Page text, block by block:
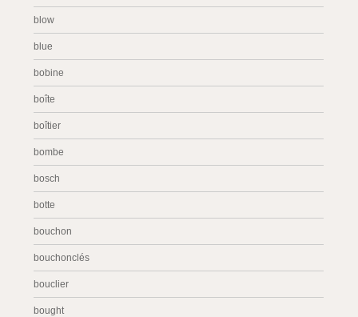
blow
blue
bobine
boîte
boîtier
bombe
bosch
botte
bouchon
bouchonclés
bouclier
bought